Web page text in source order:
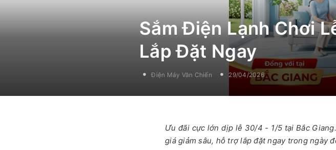
Sắm Điện Lạnh Chơi
Lắp Đặt Ngay
Điện Máy Văn Chiến 29/04/2026
Ưu đãi cực lớn dịp lễ 30/4 - 1/5 tại Bắc
giá giảm sâu, hỗ trợ lắp đặt ngay trong ngày